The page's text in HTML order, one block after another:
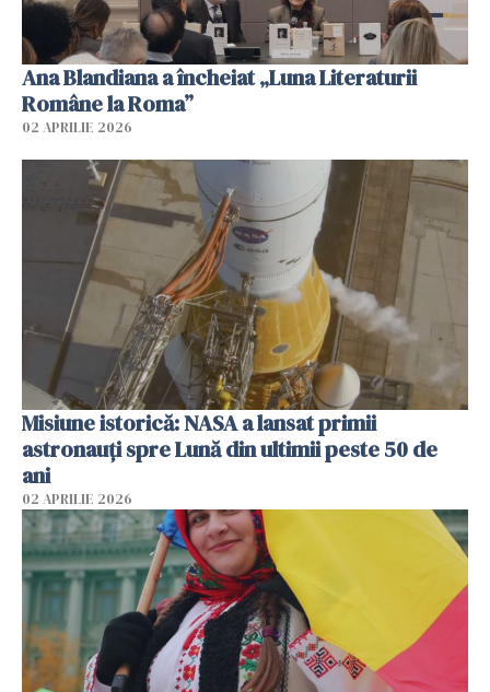
Ana Blandiana a încheiat „Luna Literaturii
Române la Roma”
02 APRILIE 2026
Misiune istorică: NASA a lansat primii
astronauţi spre Lună din ultimii peste 50 de
ani
02 APRILIE 2026